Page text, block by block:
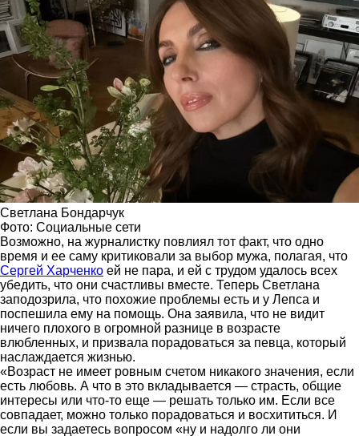
Светлана Бондарчук
Фото: Социальные сети
Возможно, на журналистку повлиял тот факт, что одно
время и ее саму критиковали за выбор мужа, полагая, что
Сергей Харченко ей не пара, и ей с трудом удалось всех
убедить, что они счастливы вместе. Теперь Светлана
заподозрила, что похожие проблемы есть и у Лепса и
поспешила ему на помощь. Она заявила, что не видит
ничего плохого в огромной разнице в возрасте
влюбленных, и призвала порадоваться за певца, который
наслаждается жизнью.
«Возраст не имеет ровным счетом никакого значения, если
есть любовь. А что в это вкладывается — страсть, общие
интересы или что-то еще — решать только им. Если все
совпадает, можно только порадоваться и восхититься. И
если вы задаетесь вопросом «ну и надолго ли они